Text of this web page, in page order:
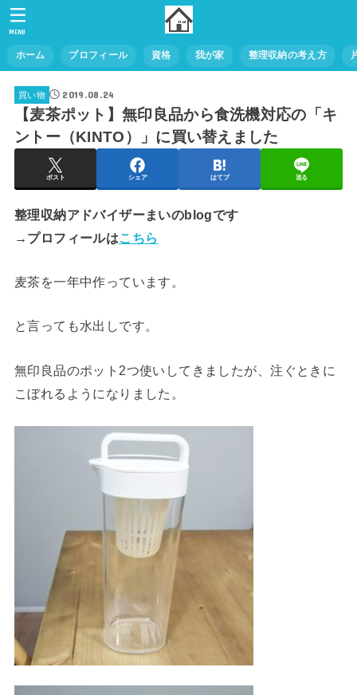
ホーム プロフィール 資格 我が家 整理収納の考え方
MENU
買い物 2019.08.24
【麦茶ポット】無印良品から食洗機対応の「キ
ントー（KINTO）」に買い替えました
ポスト シェア はてブ 送る
整理収納アドバイザーまいのblogです
→プロフィールはこちら
麦茶を一年中作っています。
と言っても水出しです。
無印良品のポット2つ使いしてきましたが、注ぐときに
こぼれるようになりました。